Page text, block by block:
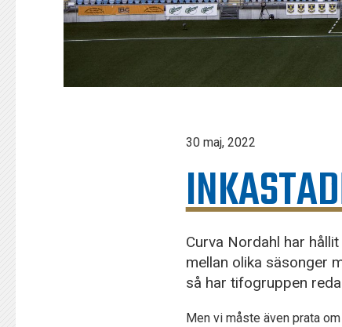
30 maj, 2022
Curva Nordahl har
mellan olika säsonger
så har tifogruppen
Men vi måste även prata